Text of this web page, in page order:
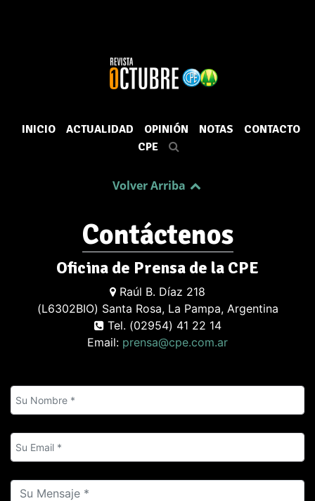
INICIO ACTUALIDAD OPINIÓN NOTAS
CONTACTO
CPE
Volver Arriba
Contáctenos
Oficina de Prensa de la CPE
Raúl B. Díaz 218
(L6302BIO) Santa Rosa, La Pampa, Argentina
Tel. (02954) 41 22 14
Email: prensa@cpe.com.ar